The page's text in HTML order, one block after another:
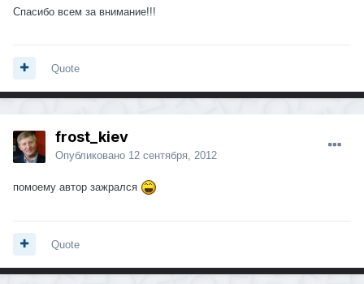
Спасибо всем за внимание!!!
Quote
frost_kiev
Опубликовано 12 сентября, 2012
помоему автор зажрался
Quote